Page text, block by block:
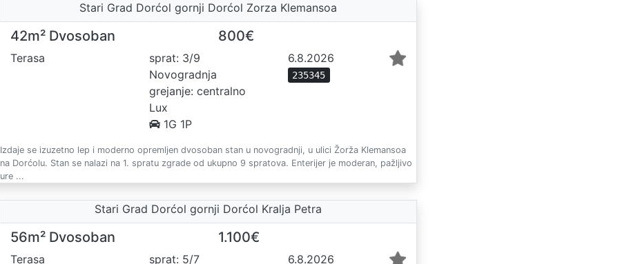
Stari Grad Dorćol gornji Dorćol Zorza Klemansoa
42m² Dvosoban 800€
Terasa
sprat: 3/9
Novogradnja
grejanje: centralno
Lux
1G 1P
6.8.2026
235345
Izdaje se izuzetno lep i moderno opremljen dvosoban stan u novogradnji, u ulici Žorža Klemansoa
na Dorćolu. Stan se nalazi na 1. spratu zgrade od ukupno 9 spratova. Enterijer je moderan, pažljivo
ure ...
Stari Grad Dorćol gornji Dorćol Kralja Petra
56m² Dvosoban 1.100€
Terasa
sprat: 5/7
6.8.2026